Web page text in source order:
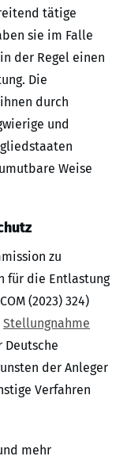
tätige
sie im Falle
der Regel einen
Die
durch
und
Weise
zu
für die Entlastung
(2023) 324)
Stellungnahme
der Anleger
Verfahren
mehr